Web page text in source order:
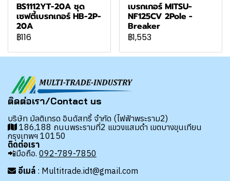
BS1112YT-20A ชุด
เซฟตี้เบรกเกอร์ HB-2P-
20A
฿116
เบรกเกอร์ MITSU-
NF125CV 2Pole -
Breaker
฿1,553
ติดต่อเรา/Contact us
บริษัท มัลติเทรด อินดัสทรี้ จำกัด (ไฟฟ้าพระราม2)
186,188 ถนนพระรามที่2 แขวงแสมดำ เขตบางขุนเทียน
กรุงเทพฯ 10150
ติดต่อเรา
📲มือถือ. 092-789-7850
อีเมล์ : Multitrade.idt@gmail.com